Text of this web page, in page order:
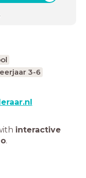
3-6
interactive
.